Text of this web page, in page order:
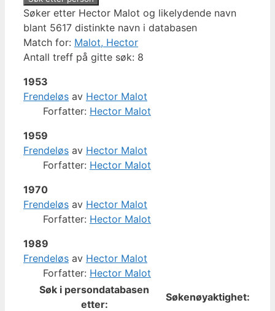
Søker etter Hector Malot og likelydende navn
blant 5617 distinkte navn i databasen
Match for: Malot, Hector
Antall treff på gitte søk: 8
1953
Frendeløs av Hector Malot
Forfatter: Hector Malot
1959
Frendeløs av Hector Malot
Forfatter: Hector Malot
1970
Frendeløs av Hector Malot
Forfatter: Hector Malot
1989
Frendeløs av Hector Malot
Forfatter: Hector Malot
Søk i persondatabasen
etter:
Søkenøyaktighet: